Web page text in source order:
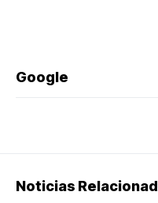
Google
Noticias